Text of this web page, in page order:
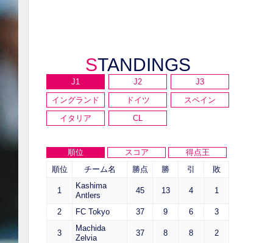
STANDINGS
J1 J2
J3
イングランド
ドイツ
スペイン
イタリア
CL
順位 スコア
得点王
順位
チーム名 勝点 勝 引 敗
1
Kashima
Antlers
45 13 4 1
2 FC Tokyo 37 9 6 3
3
Machida
Zelvia
37 8 8 2